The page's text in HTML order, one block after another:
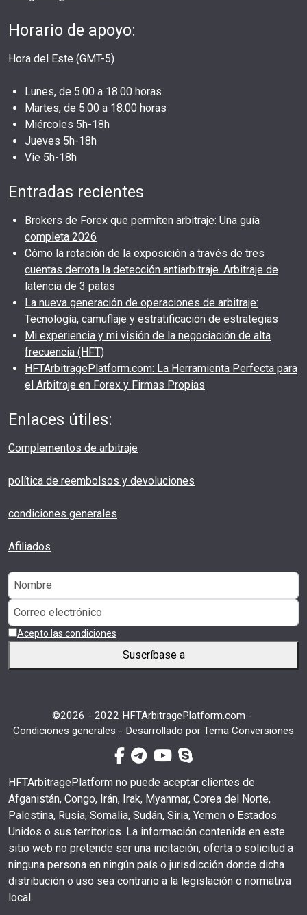
Horario de apoyo:
Hora del Este (GMT-5)
Lunes, de 5.00 a 18.00 horas
Martes, de 5.00 a 18.00 horas
Miércoles 5h-18h
Jueves 5h-18h
Vie 5h-18h
Entradas recientes
Brokers de Forex que permiten arbitraje: Una guía
completa 2026
Cómo la rotación de la exposición a través de tres
cuentas derrota la detección antiarbitraje. Arbitraje de
latencia de 3 patas
La nueva generación de operaciones de arbitraje:
Tecnología, camuflaje y estratificación de estrategias
Mi experiencia y mi visión de la negociación de alta
frecuencia (HFT)
HFTArbitragePlatform.com: La Herramienta Perfecta para
el Arbitraje en Forex y Firmas Propias
Enlaces útiles:
Complementos de arbitraje
política de reembolsos y devoluciones
condiciones generales
Afiliados
Acepto las condiciones
Suscríbase a
©2026 - 2022 HFTArbitragePlatform.com -
Condiciones generales - Desarrollado por Tema Conversiones
facebook-f
telegrama
youtubeskype
HFTArbitragePlatform no puede aceptar clientes de
Afganistán, Congo, Irán, Irak, Myanmar, Corea del Norte,
Palestina, Rusia, Somalia, Sudán, Siria, Yemen o Estados
Unidos o sus territorios. La información contenida en este
sitio web no pretende ser una incitación, oferta o solicitud a
ninguna persona en ningún país o jurisdicción donde dicha
distribución o uso sea contrario a la legislación o normativa
local.